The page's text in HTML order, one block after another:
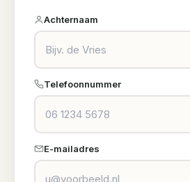
Achternaam
Telefoonnummer
E-mailadres